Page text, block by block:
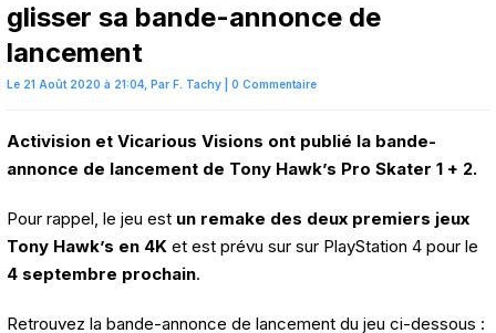
glisser sa bande-annonce de
lancement
Le 21 Août 2020 à 21:04, Par F. Tachy 0 Commentaire
Activision et Vicarious Visions ont publié la bande-
annonce de lancement de Tony Hawk’s Pro Skater 1 + 2.
Pour rappel, le jeu est un remake des deux premiers jeux
Tony Hawk’s en 4K et est prévu sur sur PlayStation 4 pour le
4 septembre prochain.
Retrouvez la bande-annonce de lancement du jeu ci-dessous :